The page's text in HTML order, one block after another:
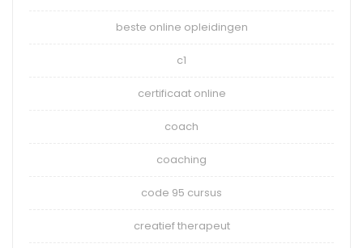
beste online opleidingen
c1
certificaat online
coach
coaching
code 95 cursus
creatief therapeut